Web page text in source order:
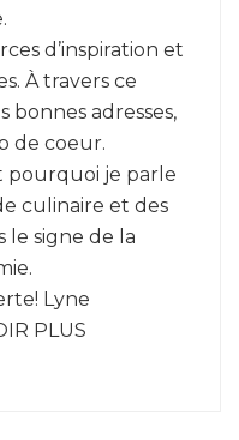
d’inspiration et
À travers ce
bonnes adresses,
de coeur.
pourquoi je parle
culinaire et des
le signe de la
Lyne
PLUS